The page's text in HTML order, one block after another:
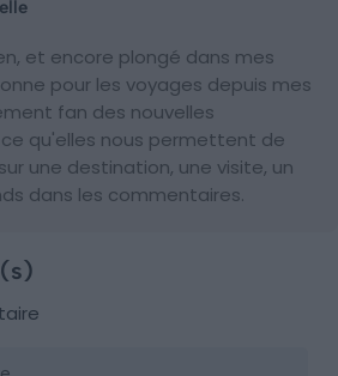
et encore plongé dans mes
pour les voyages depuis mes
fan des nouvelles
qu'elles nous permettent de
une destination, une visite, un
dans les commentaires.